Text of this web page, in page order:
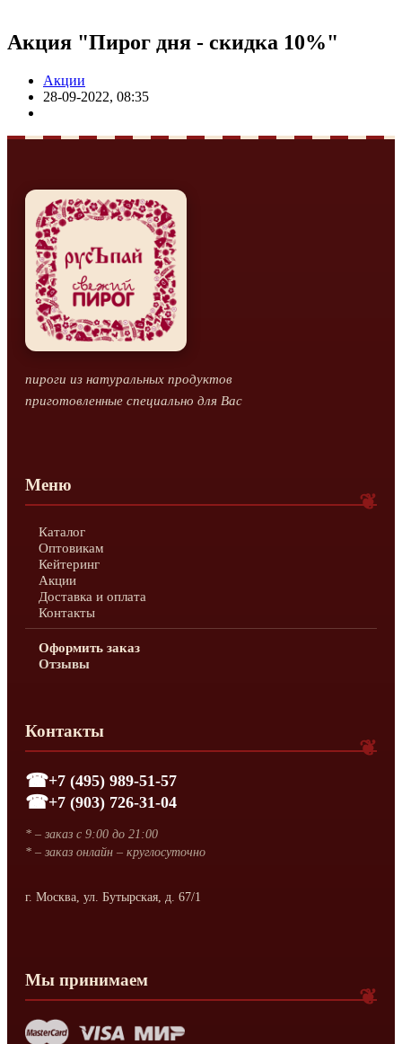
Акция "Пирог дня - скидка 10%"
Акции
28-09-2022, 08:35
пироги из натуральных продуктов
приготовленные специально для Вас
Меню
Каталог
Оптовикам
Кейтеринг
Акции
Доставка и оплата
Контакты
Оформить заказ
Отзывы
Контакты
+7 (495) 989-51-57
+7 (903) 726-31-04
* – заказ с 9:00 до 21:00
* – заказ онлайн – круглосуточно
г. Москва, ул. Бутырская, д. 67/1
Мы принимаем